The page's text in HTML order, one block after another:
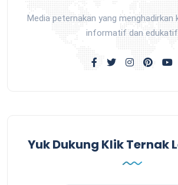
Media peternakan yang menghadirkan
informatif dan edukatif
Yuk Dukung Klik Ternak